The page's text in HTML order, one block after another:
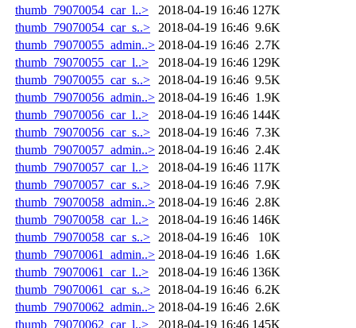
thumb_79070054_car_l..>
2018-04-19 16:46 127K
thumb_79070054_car_s..>
2018-04-19 16:46 9.6K
thumb_79070055_admin..> 2018-04-19 16:46 2.7K
thumb_79070055_car_l..>
2018-04-19 16:46 129K
thumb_79070055_car_s..>
2018-04-19 16:46 9.5K
thumb_79070056_admin..> 2018-04-19 16:46 1.9K
thumb_79070056_car_l..>
2018-04-19 16:46 144K
thumb_79070056_car_s..>
2018-04-19 16:46 7.3K
thumb_79070057_admin..> 2018-04-19 16:46 2.4K
thumb_79070057_car_l..>
2018-04-19 16:46 117K
thumb_79070057_car_s..>
2018-04-19 16:46 7.9K
thumb_79070058_admin..> 2018-04-19 16:46 2.8K
thumb_79070058_car_l..>
2018-04-19 16:46 146K
thumb_79070058_car_s..>
2018-04-19 16:46
10K
thumb_79070061_admin..> 2018-04-19 16:46 1.6K
thumb_79070061_car_l..>
2018-04-19 16:46 136K
thumb_79070061_car_s..>
2018-04-19 16:46 6.2K
thumb_79070062_admin..> 2018-04-19 16:46 2.6K
thumb_79070062_car_l..>
2018-04-19 16:46 145K